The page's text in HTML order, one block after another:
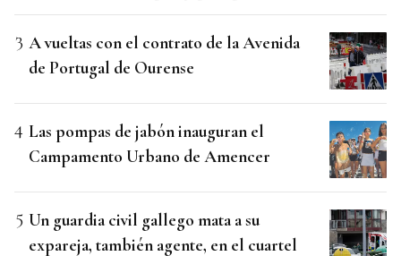
A vueltas con el contrato de la Avenida
de Portugal de Ourense
Las pompas de jabón inauguran el
Campamento Urbano de Amencer
Un guardia civil gallego mata a su
expareja, también agente, en el cuartel